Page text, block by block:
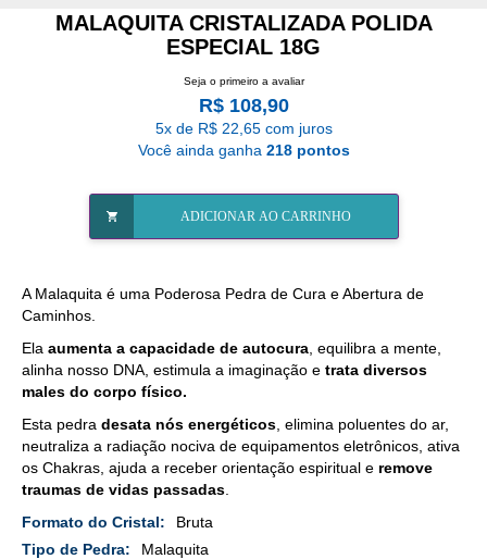
MALAQUITA CRISTALIZADA POLIDA
ESPECIAL 18G
Seja o primeiro a avaliar
R$ 108,90
5x de R$ 22,65 com juros
Você ainda ganha 218 pontos
ADICIONAR AO CARRINHO
A Malaquita é uma Poderosa Pedra de Cura e Abertura de
Caminhos.
Ela aumenta a capacidade de autocura , equilibra a mente,
alinha nosso DNA, estimula a imaginação e trata diversos
males do corpo físico.
Esta pedra desata nós energéticos , elimina poluentes do ar,
neutraliza a radiação nociva de equipamentos eletrônicos, ativa
os Chakras, ajuda a receber orientação espiritual e remove
traumas de vidas passadas
Mais
Detalhes
Bruta
Malaquita